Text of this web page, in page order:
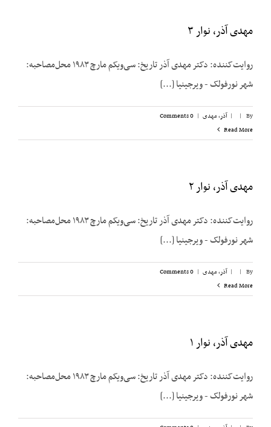
مهدی آذر، نوار ۳
روایت‌کننده: دکتر مهدی آذر تاریخ: سی‌ویکم مارچ ۱۹۸۳ محل‌مصاحبه:
شهر نورفولک - ویرجینیا [...]
By
|
| آذر، مهدی |
0 Comments
Read More
مهدی آذر، نوار ۲
روایت‌کننده: دکتر مهدی آذر تاریخ: سی‌ویکم مارچ ۱۹۸۳ محل‌مصاحبه:
شهر نورفولک - ویرجینیا [...]
By
|
| آذر، مهدی |
0 Comments
Read More
مهدی آذر، نوار ۱
روایت‌کننده: دکتر مهدی آذر تاریخ: سی‌ویکم مارچ ۱۹۸۳ محل‌مصاحبه:
شهر نورفولک - ویرجینیا [...]